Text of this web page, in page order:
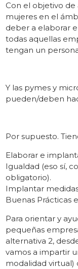
Con el objetivo
mujeres en el
deber a elaborar
todas aquellas
tengan un
Y las pymes y
pueden/deben
Por supuesto.
Elaborar e
Igualdad (eso sí,
obligatorio).
Implantar
Buenas Prácticas
Para orientar y
pequeñas
alternativa 2,
vamos a impartir
modalidad virtual)